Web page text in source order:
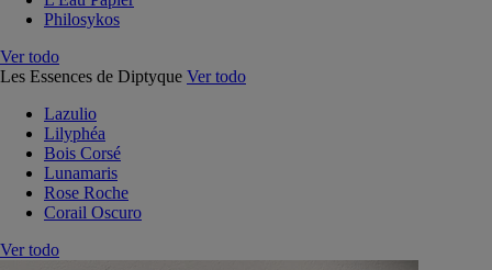
Philosykos
Ver todo
Les Essences de Diptyque Ver todo
Lazulio
Lilyphéa
Bois Corsé
Lunamaris
Rose Roche
Corail Oscuro
Ver todo